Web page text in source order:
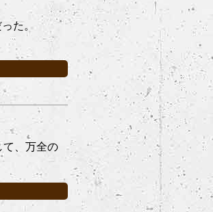
た。
、万全の